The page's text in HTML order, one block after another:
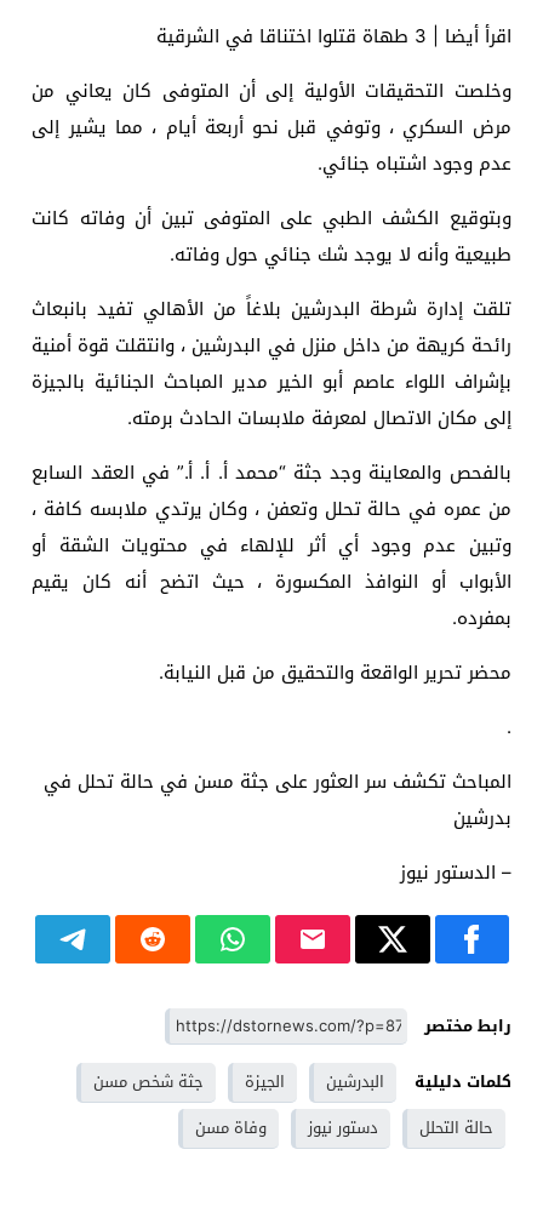
اقرأ أيضا | 3 طهاة قتلوا اختناقا في الشرقية
وخلصت التحقيقات الأولية إلى أن المتوفى كان يعاني من
مرض السكري ، وتوفي قبل نحو أربعة أيام ، مما يشير إلى
عدم وجود اشتباه جنائي.
وبتوقيع الكشف الطبي على المتوفى تبين أن وفاته كانت
طبيعية وأنه لا يوجد شك جنائي حول وفاته.
تلقت إدارة شرطة البدرشين بلاغاً من الأهالي تفيد بانبعاث
رائحة كريهة من داخل منزل في البدرشين ، وانتقلت قوة أمنية
بإشراف اللواء عاصم أبو الخير مدير المباحث الجنائية بالجيزة
إلى مكان الاتصال لمعرفة ملابسات الحادث برمته.
بالفحص والمعاينة وجد جثة “محمد أ. أ. أ.” في العقد السابع
من عمره في حالة تحلل وتعفن ، وكان يرتدي ملابسه كافة ،
وتبين عدم وجود أي أثر للإلهاء في محتويات الشقة أو
الأبواب أو النوافذ المكسورة ، حيث اتضح أنه كان يقيم
بمفرده.
محضر تحرير الواقعة والتحقيق من قبل النيابة.
.
المباحث تكشف سر العثور على جثة مسن في حالة تحلل في
بدرشين
– الدستور نيوز
رابط مختصر
كلمات دليلية
البدرشين الجيزة
جثة شخص مسن
حالة التحلل
دستور نيوز وفاة مسن